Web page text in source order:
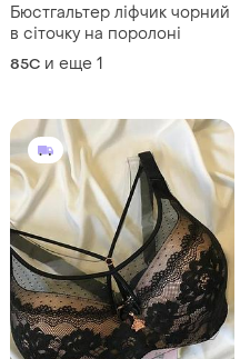
Бюстгальтер ліфчик чорний
в сіточку на поролоні
85C и еще 1